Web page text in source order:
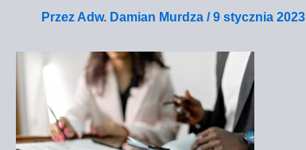
Przez Adw. Damian Murdza /9 stycznia 2023